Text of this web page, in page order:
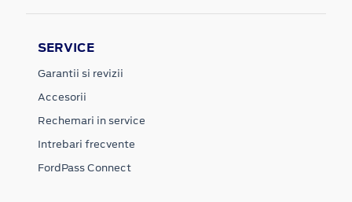
SERVICE
Garantii si revizii
Accesorii
Rechemari in service
Intrebari frecvente
FordPass Connect